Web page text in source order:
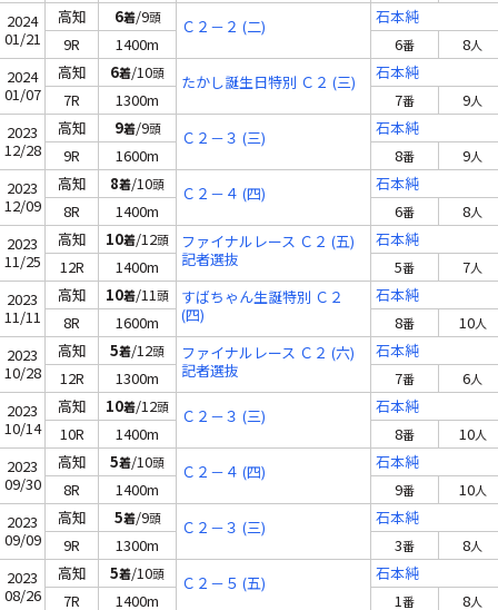
2024
01/21
高知 6着/9頭 Ｃ２－２ (二)
石本純
9R
1400m 6番 8人
2024
01/07
高知 6着/10頭 たかし誕生日特別 Ｃ２ (三)
石本純
7R
1300m 7番 9人
2023
12/28
高知 9着/9頭 Ｃ２－３ (三)
石本純
9R
1600m 8番 9人
2023
12/09
高知 8着/10頭 Ｃ２－４ (四)
石本純
8R
1400m 6番 8人
2023
11/25
高知 10着/12頭
ファイナルレース Ｃ２ (五)
記者選抜
石本純
12R
1400m 5番 7人
2023
11/11
高知 10着/11頭
すばちゃん生誕特別 Ｃ２
(四)
石本純
8R
1600m 8番 10人
2023
10/28
高知 5着/12頭
ファイナルレース Ｃ２ (六)
記者選抜
石本純
12R
1300m 7番 6人
2023
10/14
高知 10着/12頭 Ｃ２－３ (三)
石本純
10R
1400m 8番 10人
2023
09/30
高知 5着/10頭 Ｃ２－４ (四)
石本純
8R
1400m 9番 10人
2023
09/09
高知 5着/9頭 Ｃ２－３ (三)
石本純
9R
1300m 3番 8人
2023
08/26
高知 5着/10頭 Ｃ２－５ (五)
石本純
7R
1400m 1番 8人